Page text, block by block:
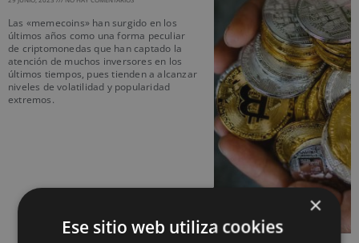
Las «memecoins» han surgido en los
últimos años como una forma peculiar
de criptomonedas que han captado la
atención de muchos inversores en los
últimos tiempos, pues tienden a alcanzar
niveles de volatilidad y popularidad
extremos.
×
Ese sitio web utiliza cookies